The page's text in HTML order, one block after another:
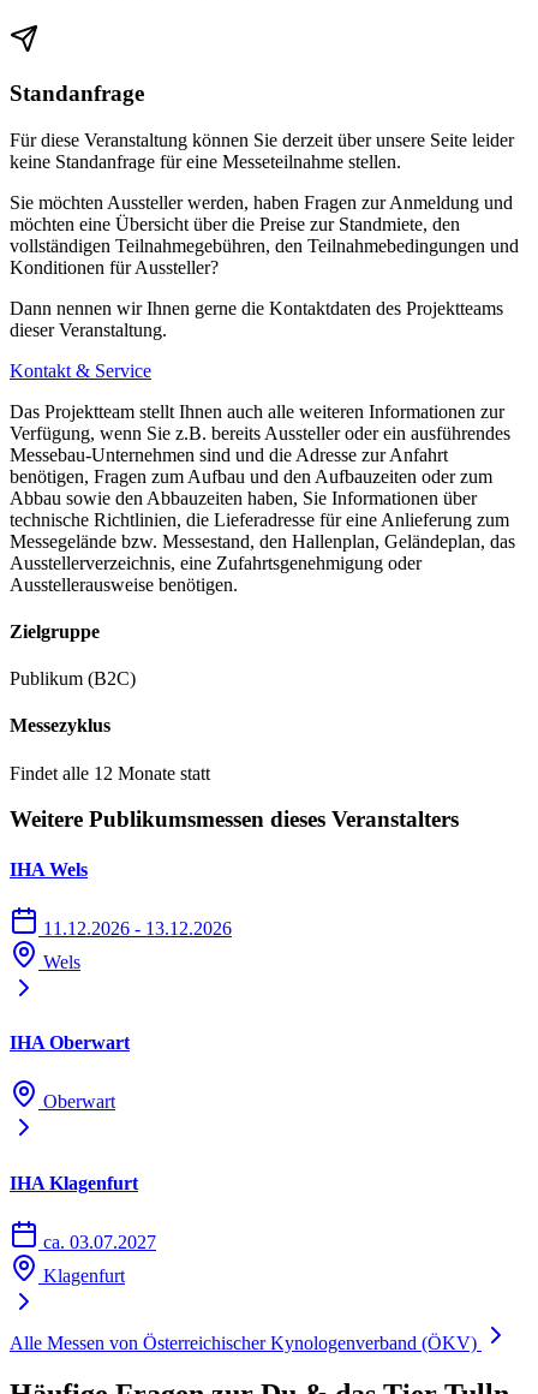
Standanfrage
Für diese Veranstaltung können Sie derzeit über unsere Seite leider
keine Standanfrage für eine Messeteilnahme stellen.
Sie möchten Aussteller werden, haben Fragen zur Anmeldung und
möchten eine Übersicht über die Preise zur Standmiete, den
vollständigen Teilnahmegebühren, den Teilnahmebedingungen und
Konditionen für Aussteller?
Dann nennen wir Ihnen gerne die Kontaktdaten des Projektteams
dieser Veranstaltung.
Kontakt & Service
Das Projektteam stellt Ihnen auch alle weiteren Informationen zur
Verfügung, wenn Sie z.B. bereits Aussteller oder ein ausführendes
Messebau-Unternehmen sind und die Adresse zur Anfahrt
benötigen, Fragen zum Aufbau und den Aufbauzeiten oder zum
Abbau sowie den Abbauzeiten haben, Sie Informationen über
technische Richtlinien, die Lieferadresse für eine Anlieferung zum
Messegelände bzw. Messestand, den Hallenplan, Geländeplan, das
Ausstellerverzeichnis, eine Zufahrtsgenehmigung oder
Ausstellerausweise benötigen.
Zielgruppe
Publikum (B2C)
Messezyklus
Findet alle 12 Monate statt
Weitere Publikumsmessen dieses Veranstalters
IHA Wels
11.12.2026 - 13.12.2026
Wels
IHA Oberwart
Oberwart
IHA Klagenfurt
ca. 03.07.2027
Klagenfurt
Alle Messen von Österreichischer Kynologenverband (ÖKV)